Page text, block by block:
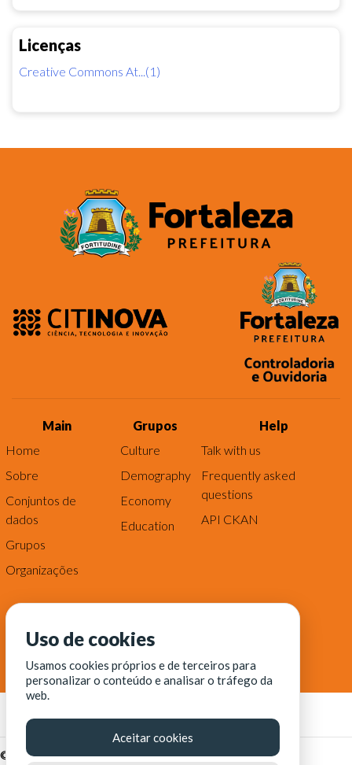
Licenças
Creative Commons At...(1)
Main
Home
Sobre
Conjuntos de
dados
Grupos
Organizações
Grupos
Culture
Demography
Economy
Education
Help
Talk with us
Frequently asked
questions
API CKAN
© Fortaleza Digital || CITINOVA - Fundação de Ciência,
Uso de cookies
Usamos cookies próprios e de terceiros para
personalizar o conteúdo e analisar o tráfego da
web.
Aceitar cookies